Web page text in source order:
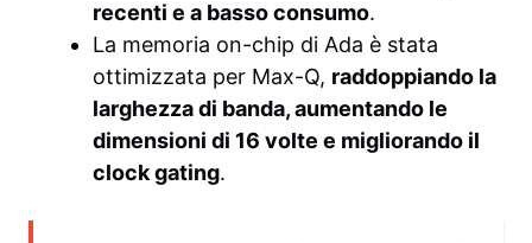
recenti e a basso consumo.
La memoria on-chip di Ada è stata
ottimizzata per Max-Q, raddoppiando la
larghezza di banda, aumentando le
dimensioni di 16 volte e migliorando il
clock gating.